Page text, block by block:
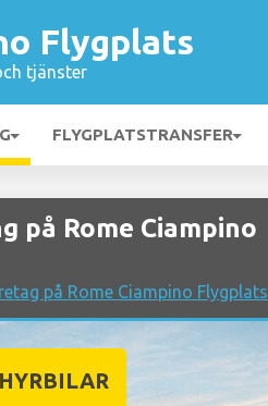
Flygplats
tjänster
FLYGPLATSTRANSFER
på Rome Ciampino
på Rome Ciampino Flygplats